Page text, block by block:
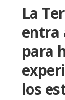
La
entra
para
los